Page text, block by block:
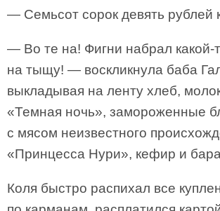
— Семьсот сорок девять рублей
— Во те на! Фигни набрал какой-
на тыщу! — воскликнула баба
выкладывая на ленту хлеб,
«Темная ночь», замороженные
с мясом неизвестного
«Принцесса Нури», кефир и
Коля быстро распихал все